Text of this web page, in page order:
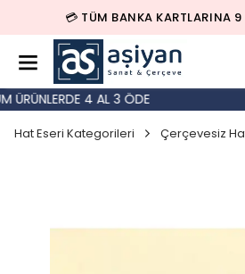
💳 TÜM BANKA KARTLARINA
ÜRÜNLERDE 4 AL 3 ÖDE
Hat Eseri Kategorileri Çerçevesiz